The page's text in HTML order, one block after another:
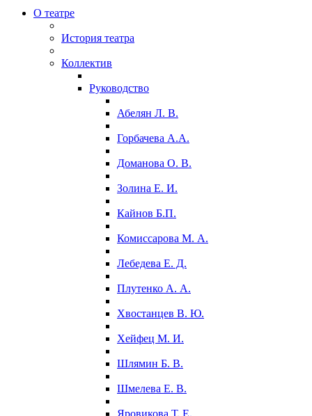
О театре
История театра
Коллектив
Руководство
Абелян Л. В.
Горбачева А.А.
Доманова О. В.
Золина Е. И.
Кайнов Б.П.
Комиссарова М. А.
Лебедева Е. Д.
Плутенко А. А.
Хвостанцев В. Ю.
Хейфец М. И.
Шлямин Б. В.
Шмелева Е. В.
Яровикова Т. Е.